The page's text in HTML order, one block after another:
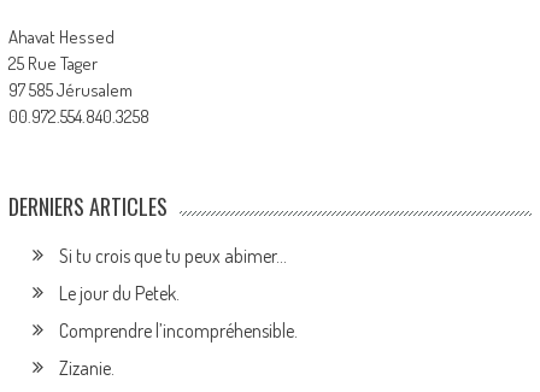
Ahavat Hessed
25 Rue Tager
97 585 Jérusalem
00.972.554.840.3258
DERNIERS ARTICLES
Si tu crois que tu peux abimer…
Le jour du Petek.
Comprendre l’incompréhensible.
Zizanie.